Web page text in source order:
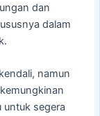
dan
dalam
namun
untuk segera